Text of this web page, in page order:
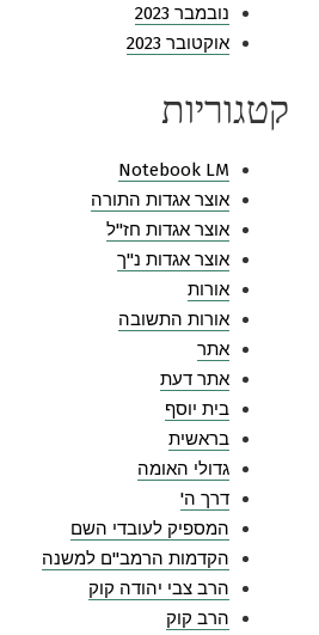
נובמבר 2023
אוקטובר 2023
קטגוריות
Notebook LM
אוצר אגדות התורה
אוצר אגדות חז"ל
אוצר אגדות נ"ך
אורות
אורות התשובה
אתר
אתר דעת
בית יוסף
בראשית
גדולי האומה
דרך ה'
המספיק לעובדי השם
הקדמות הרמב"ם למשנה
הרב צבי יהודה קוק
הרב קוק